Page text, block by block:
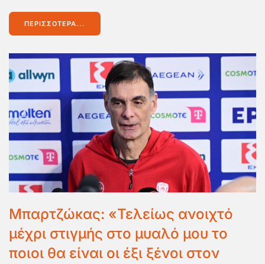
ΠΕΡΙΣΣΌΤΕΡΑ...
Μπαρτζώκας: «Τελείως ανοιχτό
μέχρι στιγμής στο μυαλό μου το
ποιοι θα είναι οι έξι ξένοι στον